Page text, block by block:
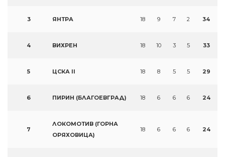
3 ЯНТРА 18 9 7 2 34
4 ВИХРЕН 18 10 3 5 33
5 ЦСКА II 18 8 5 5 29
6 ПИРИН (БЛАГОЕВГРАД) 18 6 6 6 24
7
ЛОКОМОТИВ (ГОРНА
ОРЯХОВИЦА)
18 6 6 6 24